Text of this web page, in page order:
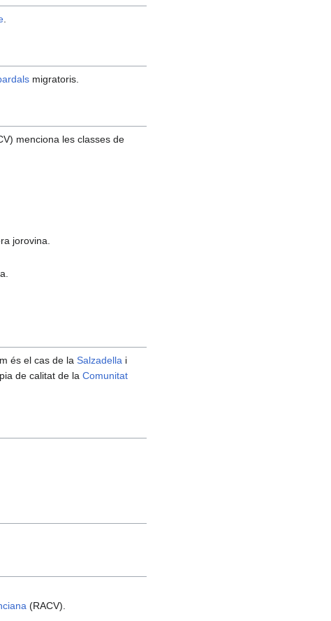
migratoris.
menciona les classes de
jorovina.
és el cas de la Salzadella i
de calitat de la Comunitat
(RACV).